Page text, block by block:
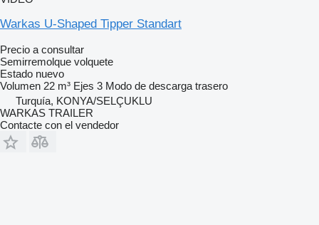
Warkas U-Shaped Tipper Standart
Precio a consultar
Semirremolque volquete
Estado nuevo
Volumen 22 m³ Ejes 3 Modo de descarga trasero
Turquía, KONYA/SELÇUKLU
WARKAS TRAILER
Contacte con el vendedor